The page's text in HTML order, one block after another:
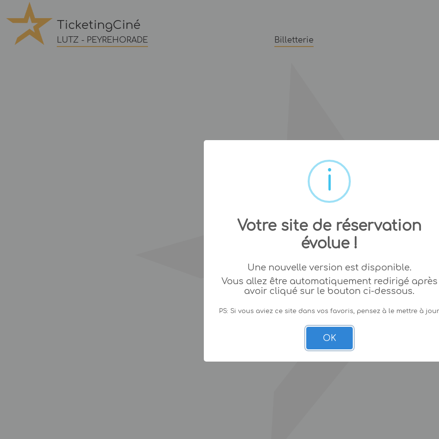
TicketingCiné
LUTZ - PEYREHORADE Billetterie
Votre site de réservation
évolue !
Une nouvelle version est disponible.
Vous allez être automatiquement redirigé après
avoir cliqué sur le bouton ci-dessous.
PS: Si vous aviez ce site dans vos favoris, pensez à le mettre à
OK